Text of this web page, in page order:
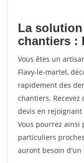
La
chantiers :
Vous êtes un
Flavy-le-martel,
rapidement des
chantiers. Recevez
devis en
Vous pourrez ainsi
particuliers
auront besoin d'un